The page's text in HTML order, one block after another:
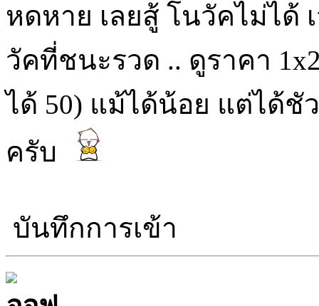
หดหาย เลยสู้ โนวัคไม่ได้
วัคที่ชนะรวด .. ดูราคา
ได้ 50) แม้ได้น้อย แต่ได้ชั
ครับ
บันทึกการเข้า